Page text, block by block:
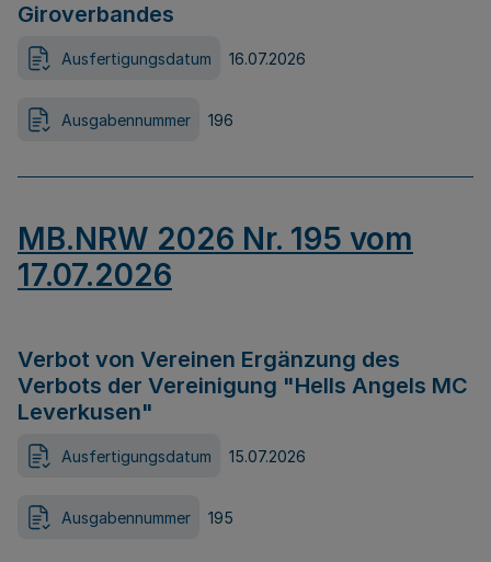
Giroverbandes
Ausfertigungsdatum 16.07.2026
Ausgabennummer 196
MB.NRW 2026 Nr. 195 vom
17.07.2026
Verbot von Vereinen Ergänzung des
Verbots der Vereinigung "Hells Angels MC
Leverkusen"
Ausfertigungsdatum 15.07.2026
Ausgabennummer 195